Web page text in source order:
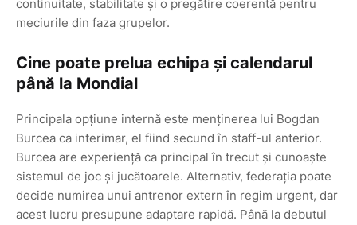
continuitate, stabilitate și o pregătire coerentă pentru
meciurile din faza grupelor.
Cine poate prelua echipa și calendarul
până la Mondial
Principala opțiune internă este menținerea lui Bogdan
Burcea ca interimar, el fiind secund în staff-ul anterior.
Burcea are experiență ca principal în trecut și cunoaște
sistemul de joc și jucătoarele. Alternativ, federația poate
decide numirea unui antrenor extern în regim urgent, dar
acest lucru presupune adaptare rapidă. Până la debutul